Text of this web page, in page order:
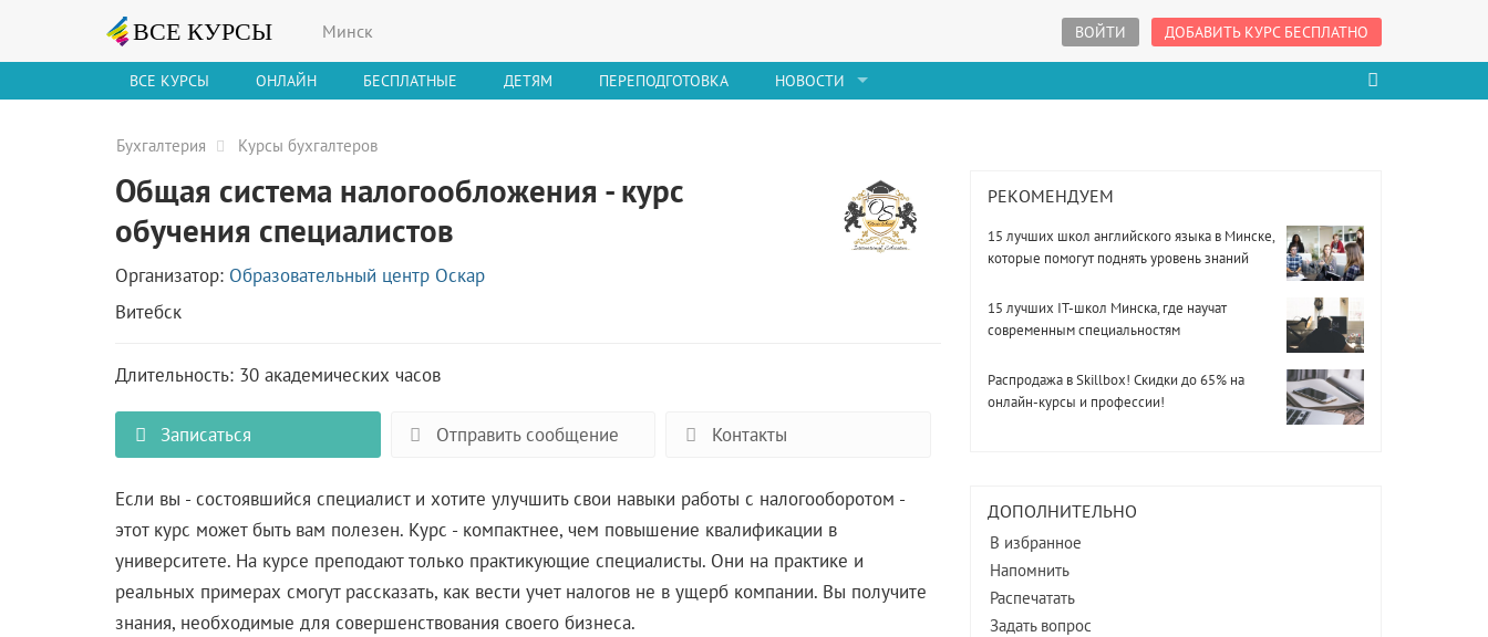
Минск ВОЙТИ ДОБАВИТЬ КУРС БЕСПЛАТНО
ВСЕ КУРСЫ ОНЛАЙН БЕСПЛАТНЫЕ ДЕТЯМ ПЕРЕПОДГОТОВКА НОВОСТИ
Бухгалтерия Курсы бухгалтеров
Общая система налогообложения - курс
обучения специалистов
Организатор: Образовательный центр Оскар
Витебск
Длительность: 30 академических часов
Записаться Отправить сообщение Контакты
Если вы - состоявшийся специалист и хотите улучшить свои навыки работы с налогооборотом -
этот курс может быть вам полезен. Курс - компактнее, чем повышение квалификации в
университете. На курсе преподают только практикующие специалисты. Они на практике и
реальных примерах смогут рассказать, как вести учет налогов не в ущерб компании. Вы получите
знания, необходимые для совершенствования своего бизнеса.
РЕКОМЕНДУЕМ
15 лучших школ английского языка в Минске,
которые помогут поднять уровень знаний
15 лучших IT-школ Минска, где научат
современным специальностям
Распродажа в Skillbox! Скидки до 65% на
онлайн-курсы и профессии!
ДОПОЛНИТЕЛЬНО
В избранное
Напомнить
Распечатать
Задать вопрос